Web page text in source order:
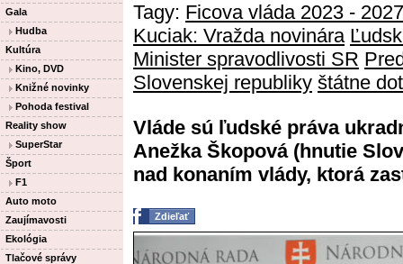
Gala
Hudba
Kultúra
Kino, DVD
Knižné novinky
Pohoda festival
Reality show
SuperStar
Šport
F1
Auto moto
Zaujímavosti
Ekológia
Tlačové správy
Tagy: Ficova vláda 2023 -
Kuciak: Vražda novinára
Minister spravodlivosti SR
Slovenskej republiky štátne
Vláde sú ľudské práva
Anežka Škopová (hnutie
nad konaním vlády, ktorá
Zdieľať